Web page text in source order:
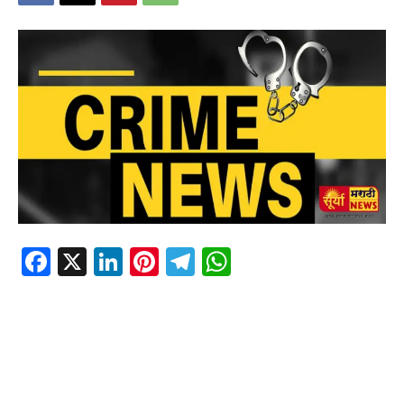
Facebook
X LinkedIn
Pinterest
Telegram